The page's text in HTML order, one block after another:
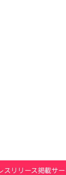
スリリース掲載サ